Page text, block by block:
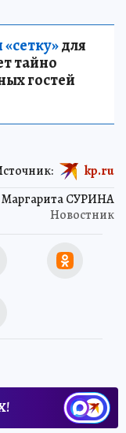
для
тайно
гостей
Маргарита СУРИНА
Новостник
kp.ru